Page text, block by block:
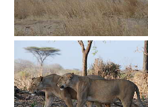
Show larger version